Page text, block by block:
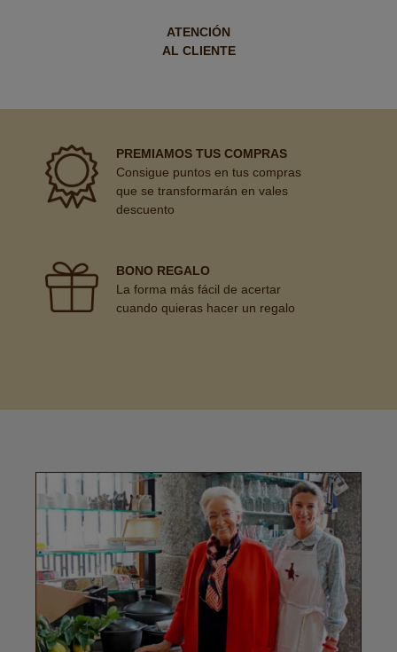
ATENCIÓN
AL CLIENTE
PREMIAMOS TUS COMPRAS
Consigue puntos en tus compras
que se transformarán en vales
descuento
BONO REGALO
La forma más fácil de acertar
cuando quieras hacer un regalo